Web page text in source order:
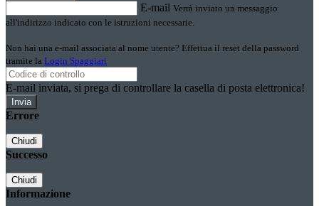
E-mail Verrà inviato un messaggio
all'indirizzo indicato con le istruzioni necessarie.
Non hai una e-mail associata al nome utente? Effettua il reset della password
tramite la Login Spaggiari
E-mail inviata, si prega di controllare la casella di posta elettronica!
Errore
Chiudi
Successo
Chiudi
Informazione